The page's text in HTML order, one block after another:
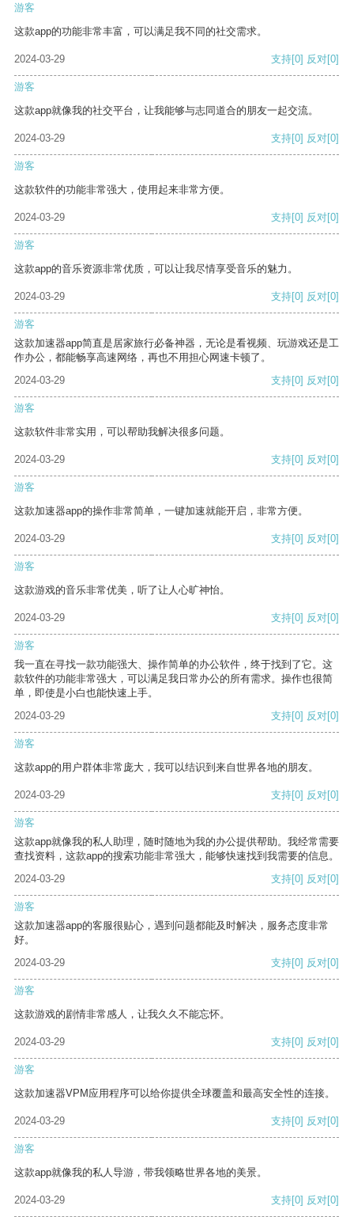
游客
这款app的功能非常丰富，可以满足我不同的社交需求。
2024-03-29 支持[0] 反对[0]
游客
这款app就像我的社交平台，让我能够与志同道合的朋友一起交流。
2024-03-29 支持[0] 反对[0]
游客
这款软件的功能非常强大，使用起来非常方便。
2024-03-29 支持[0] 反对[0]
游客
这款app的音乐资源非常优质，可以让我尽情享受音乐的魅力。
2024-03-29 支持[0] 反对[0]
游客
这款加速器app简直是居家旅行必备神器，无论是看视频、玩游戏还是工
作办公，都能畅享高速网络，再也不用担心网速卡顿了。
2024-03-29
支持[0] 反对[0]
游客
这款软件非常实用，可以帮助我解决很多问题。
2024-03-29 支持[0] 反对[0]
游客
这款加速器app的操作非常简单，一键加速就能开启，非常方便。
2024-03-29 支持[0] 反对[0]
游客
这款游戏的音乐非常优美，听了让人心旷神怡。
2024-03-29 支持[0] 反对[0]
游客
我一直在寻找一款功能强大、操作简单的办公软件，终于找到了它。这
款软件的功能非常强大，可以满足我日常办公的所有需求。操作也很简
单，即使是小白也能快速上手。
2024-03-29
支持[0] 反对[0]
游客
这款app的用户群体非常庞大，我可以结识到来自世界各地的朋友。
2024-03-29 支持[0] 反对[0]
游客
这款app就像我的私人助理，随时随地为我的办公提供帮助。我经常需要
查找资料，这款app的搜索功能非常强大，能够快速找到我需要的信息。
2024-03-29
支持[0] 反对[0]
游客
这款加速器app的客服很贴心，遇到问题都能及时解决，服务态度非常
好。
2024-03-29
支持[0] 反对[0]
游客
这款游戏的剧情非常感人，让我久久不能忘怀。
2024-03-29 支持[0] 反对[0]
游客
这款加速器VPM应用程序可以给你提供全球覆盖和最高安全性的连接。
2024-03-29 支持[0] 反对[0]
游客
这款app就像我的私人导游，带我领略世界各地的美景。
2024-03-29 支持[0] 反对[0]